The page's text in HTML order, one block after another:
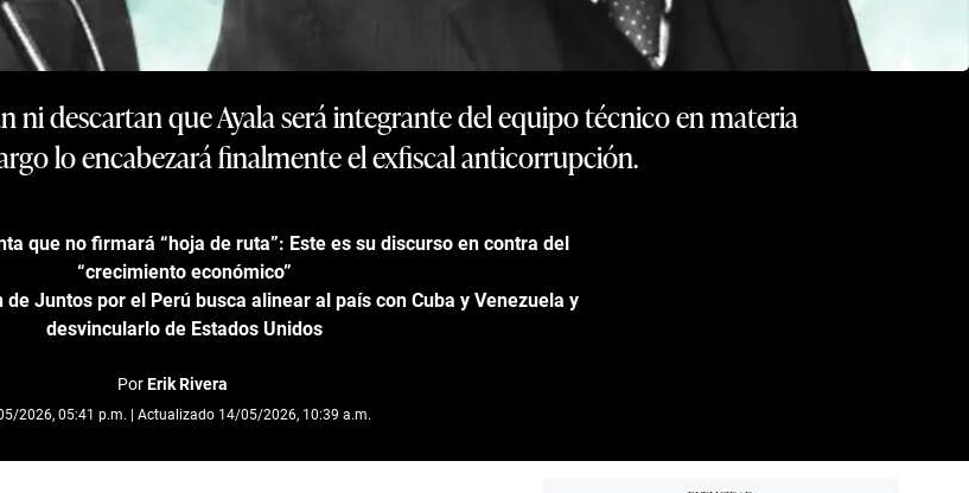
ni descartan que Ayala será integrante del equipo técnico en materia
lo encabezará finalmente el exfiscal anticorrupción.
que no firmará “hoja de ruta”: Este es su discurso en contra del
“crecimiento económico”
de Juntos por el Perú busca alinear al país con Cuba y Venezuela y
desvincularlo de Estados Unidos
PorErik Rivera
2026, 05:41 p.m. | Actualizado 14/05/2026, 10:39 a.m.